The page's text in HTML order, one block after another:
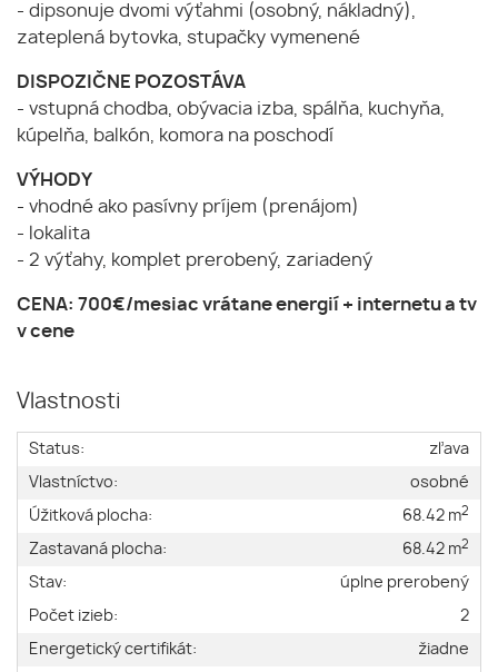
- dipsonuje dvomi výťahmi (osobný, nákladný),
zateplená bytovka, stupačky vymenené
DISPOZIČNE POZOSTÁVA
- vstupná chodba, obývacia izba, spálňa, kuchyňa,
kúpelňa, balkón, komora na poschodí
VÝHODY
- vhodné ako pasívny príjem (prenájom)
- lokalita
- 2 výťahy, komplet prerobený, zariadený
CENA: 700€/mesiac vrátane energií + internetu a tv
v cene
Vlastnosti
Status:
zľava
Vlastníctvo:
osobné
Úžitková plocha:
68.42 m2
Zastavaná plocha: 68.42 m2
Stav:
úplne prerobený
Počet izieb:
2
Energetický certifikát:
žiadne